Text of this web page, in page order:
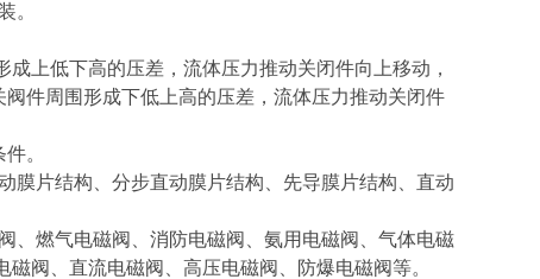
。
上低下高的压差，流体压力推动关闭件向上移动，
件周围形成下低上高的压差，流体压力推动关闭件
。
膜片结构、分步直动膜片结构、先导膜片结构、直动
、燃气电磁阀、消防电磁阀、氨用电磁阀、气体电磁
阀、直流电磁阀、高压电磁阀、防爆电磁阀等。